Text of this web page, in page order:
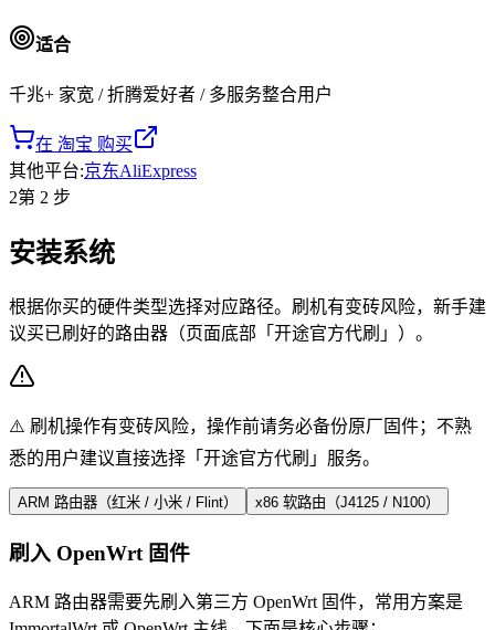
适合
千兆+ 家宽 / 折腾爱好者 / 多服务整合用户
在 淘宝 购买
其他平台:京东AliExpress
2第 2 步
安装系统
根据你买的硬件类型选择对应路径。刷机有变砖风险，新手建
议买已刷好的路由器（页面底部「开途官方代刷」）。
⚠️ 刷机操作有变砖风险，操作前请务必备份原厂固件；不熟
悉的用户建议直接选择「开途官方代刷」服务。
ARM 路由器（红米 / 小米 / Flint） x86 软路由（J4125 / N100）
刷入 OpenWrt 固件
ARM 路由器需要先刷入第三方 OpenWrt 固件，常用方案是